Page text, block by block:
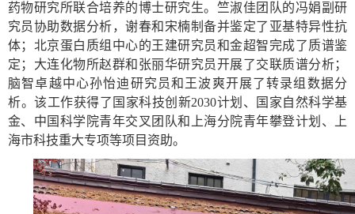
药物研究所联合培养的博士研究生。竺淑佳团队的冯娟副研
究员协助数据分析，谢春和宋楠制备并鉴定了亚基特异性抗
体；北京蛋白质组中心的王建研究员和金超智完成了质谱鉴
定；大连化物所赵群和张丽华研究员开展了交联质谱分析；
脑智卓越中心孙怡迪研究员和王波爽开展了转录组数据分
析。该工作获得了国家科技创新2030计划、国家自然科学基
金、中国科学院青年交叉团队和上海分院青年攀登计划、上
海市科技重大专项等项目资助。